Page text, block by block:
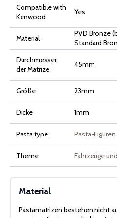
Compatible with
Kenwood
Yes
Material
PVD Bronze
Standard
Durchmesser
der Matrize
45mm
Größe 23mm
Dicke 1mm
Pasta type Pasta-Figuren
Theme Fahrzeuge
Material
Pastamatrizen bestehen nicht